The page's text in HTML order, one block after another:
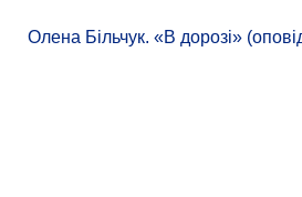
Олена Більчук. «В дорозі»